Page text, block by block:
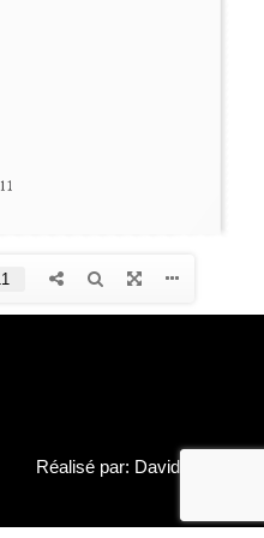
Réalisé par: David Daboué